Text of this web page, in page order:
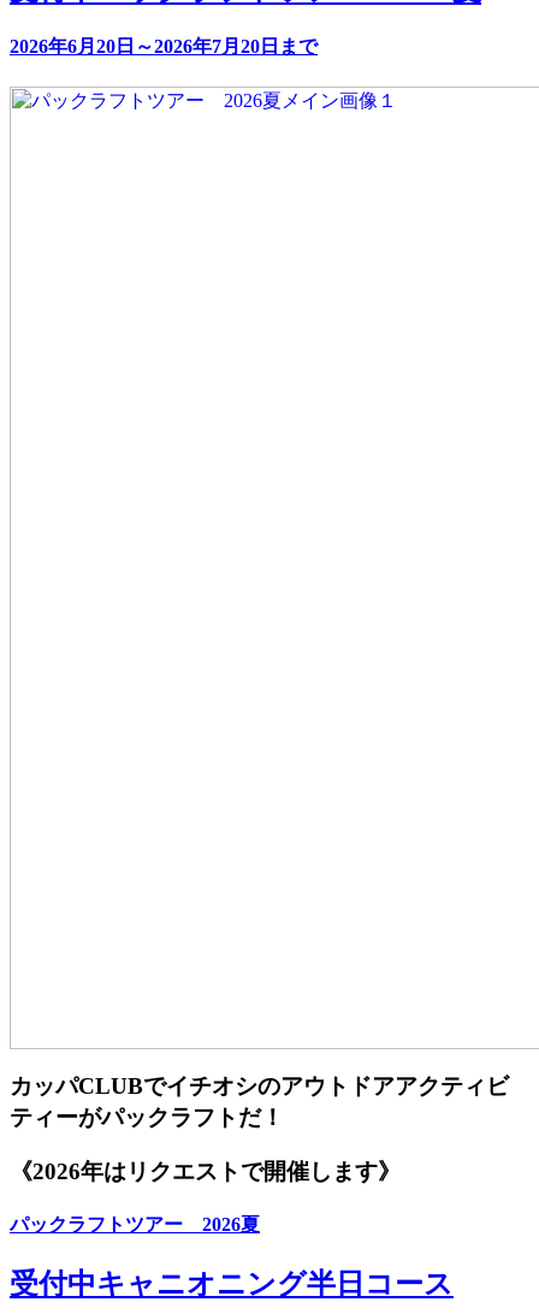
2026年6月20日～2026年7月20日まで
カッパCLUBでイチオシのアウトドアアクティビ
ティーがパックラフトだ！
《2026年はリクエストで開催します》
パックラフトツアー 2026夏
受付中キャニオニング半日コース